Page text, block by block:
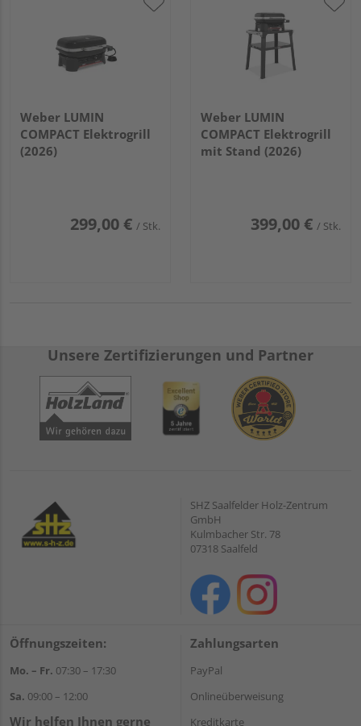
Weber LUMIN
COMPACT Elektrogrill
(2026)
299,00 € / Stk.
Weber LUMIN
COMPACT Elektrogrill
mit Stand (2026)
399,00 € / Stk.
Unsere Zertifizierungen und Partner
SHZ Saalfelder Holz-Zentrum
GmbH
Kulmbacher Str. 78
07318 Saalfeld
Öffnungszeiten:
Mo. – Fr. 07:30 – 17:30
Sa. 09:00 – 12:00
Wir helfen Ihnen gerne
Zahlungsarten
PayPal
Onlineüberweisung
Kreditkarte